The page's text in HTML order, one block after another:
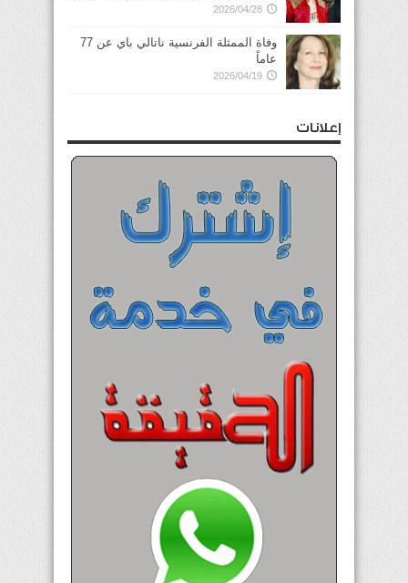
2026/04/28
وفاة الممثلة الفرنسية ناتالي باي عن 77
عاماً
2026/04/19
إعلانات